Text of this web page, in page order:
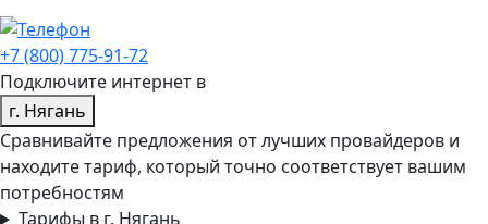
+7 (800) 775-91-72
Подключите интернет в
г. Нягань
Сравнивайте предложения от лучших провайдеров и
находите тариф, который точно соответствует вашим
потребностям
Тарифы в г. Нягань